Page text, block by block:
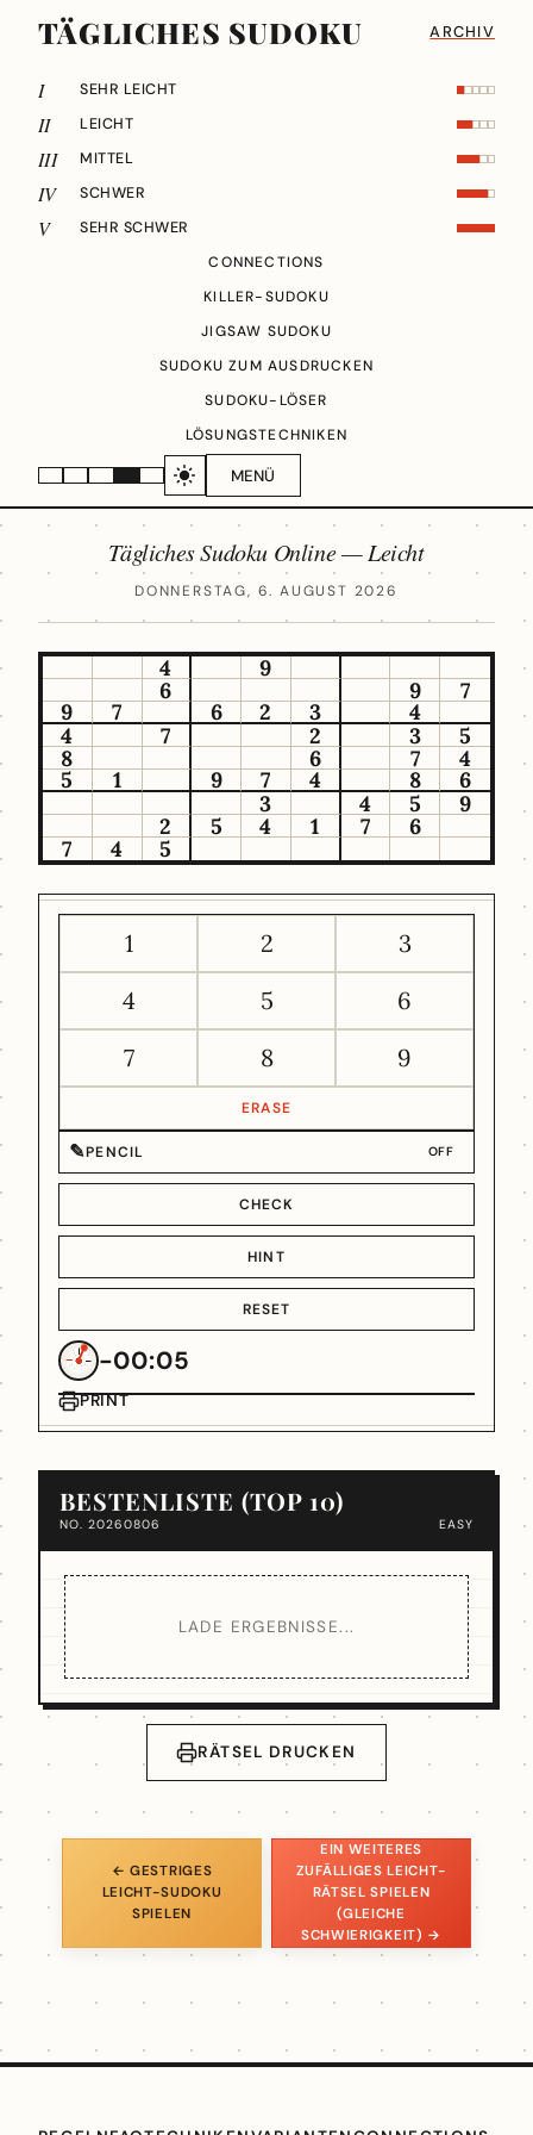
TÄGLICHES SUDOKU ARCHIV
MENÜ
I SEHR LEICHT
II LEICHT
III MITTEL
IV SCHWER
V
SEHR SCHWER
CONNECTIONS
KILLER-SUDOKU
JIGSAW SUDOKU
SUDOKU ZUM AUSDRUCKEN
SUDOKU-LÖSER
LÖSUNGSTECHNIKEN
Tägliches Sudoku Online — Leicht
DONNERSTAG, 6. AUGUST 2026
4
9
6
9
7
9
7 6 2 3
4
4
7 2 3
5
8
6 7
4
5
1 9 7 4 8
6
3
4 5
9
2
5 4 1 7
6
7
4 5
1 2
3
4
5
6
7
8 9
ERASE
✎PENCIL OFF
CHECK
HINT
RESET
-00:05
PRINT
BESTENLISTE (TOP 10)
NO. 20260806 EASY
LADE ERGEBNISSE...
RÄTSEL DRUCKEN
← GESTRIGES
LEICHT-SUDOKU
SPIELEN
EIN WEITERES
ZUFÄLLIGES LEICHT-
RÄTSEL SPIELEN
(GLEICHE
SCHWIERIGKEIT) →